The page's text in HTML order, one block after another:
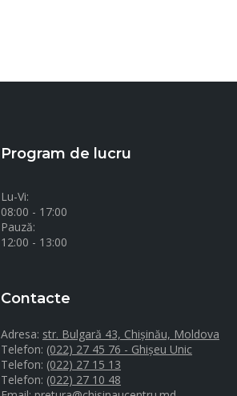
Program de lucru
Lu-Vi:
08:00 - 17:00
Pauză:
12:00 - 13:00
Contacte
Adresa: str. Bulgară 43, Chișinău, Moldova
Telefon: (022) 27 45 76 - Ghișeu Unic
Telefon: (022) 27 15 13
Telefon: (022) 27 10 48